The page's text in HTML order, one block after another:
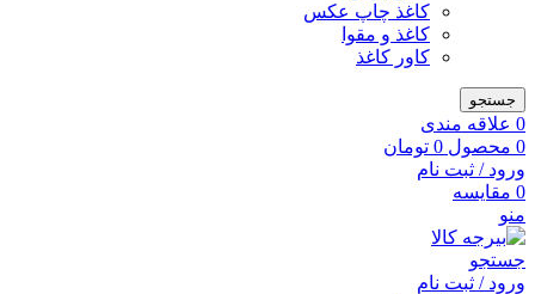
کاغذ چاپ عکس
کاغذ و مقوا
کاور کاغذ
جستجو
0 علاقه مندی
0 محصول 0 تومان
ورود / ثبت نام
0 مقایسه
منو
جستجو
ورود / ثبت نام